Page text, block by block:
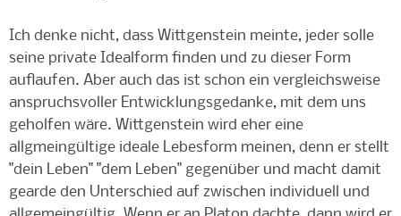
Ich denke nicht, dass Wittgenstein meinte, jeder solle
seine private Idealform finden und zu dieser Form
auflaufen. Aber auch das ist schon ein vergleichsweise
anspruchsvoller Entwicklungsgedanke, mit dem uns
geholfen wäre. Wittgenstein wird eher eine
allgmeingültige ideale Lebesform meinen, denn er stellt
"dein Leben" "dem Leben" gegenüber und macht damit
gearde den Unterschied auf zwischen individuell und